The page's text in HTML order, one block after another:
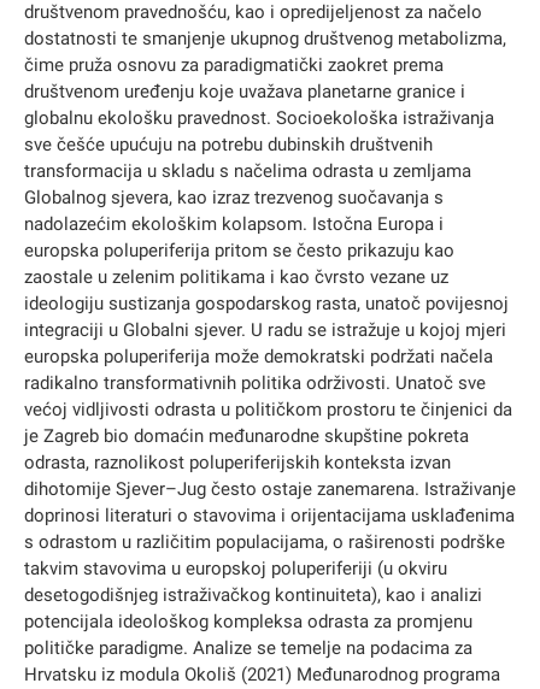
društvenom pravednošću, kao i opredijeljenost za načelo
dostatnosti te smanjenje ukupnog društvenog metabolizma,
čime pruža osnovu za paradigmatički zaokret prema
društvenom uređenju koje uvažava planetarne granice i
globalnu ekološku pravednost. Socioekološka istraživanja
sve češće upućuju na potrebu dubinskih društvenih
transformacija u skladu s načelima odrasta u zemljama
Globalnog sjevera, kao izraz trezvenog suočavanja s
nadolazećim ekološkim kolapsom. Istočna Europa i
europska poluperiferija pritom se često prikazuju kao
zaostale u zelenim politikama i kao čvrsto vezane uz
ideologiju sustizanja gospodarskog rasta, unatoč povijesnoj
integraciji u Globalni sjever. U radu se istražuje u kojoj mjeri
europska poluperiferija može demokratski podržati načela
radikalno transformativnih politika održivosti. Unatoč sve
većoj vidljivosti odrasta u političkom prostoru te činjenici da
je Zagreb bio domaćin međunarodne skupštine pokreta
odrasta, raznolikost poluperiferijskih konteksta izvan
dihotomije Sjever–Jug često ostaje zanemarena. Istraživanje
doprinosi literaturi o stavovima i orijentacijama usklađenima
s odrastom u različitim populacijama, o raširenosti podrške
takvim stavovima u europskoj poluperiferiji (u okviru
desetogodišnjeg istraživačkog kontinuiteta), kao i analizi
potencijala ideološkog kompleksa odrasta za promjenu
političke paradigme. Analize se temelje na podacima za
Hrvatsku iz modula Okoliš (2021) Međunarodnog programa